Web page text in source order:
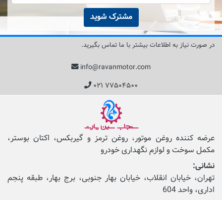
مشترک شوید
در صورت نیاز به اطلاعات بیشتر با ما تماس بگیرید.
info@ravanmotor.com
۰۲۱ ۷۷۵۰۴۵۰۰
عرضه کننده روغن موتور، روغن ترمز و گیربکس، اکتان بوستر،
مکمل‌ سوخت و لوازم نگهداری خودرو
نشانی:
تهران، خیابان انقلاب، خیابان بهار جنوبی، برج بهار، طبقه پنجم
اداری، واحد 604